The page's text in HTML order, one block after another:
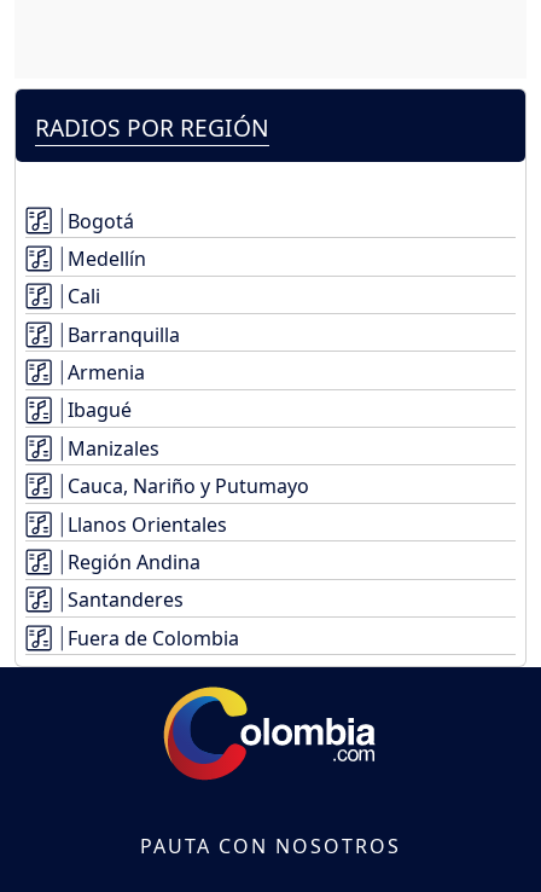
RADIOS POR REGIÓN
Bogotá
Medellín
Cali
Barranquilla
Armenia
Ibagué
Manizales
Cauca, Nariño y Putumayo
Llanos Orientales
Región Andina
Santanderes
Fuera de Colombia
PAUTA CON NOSOTROS